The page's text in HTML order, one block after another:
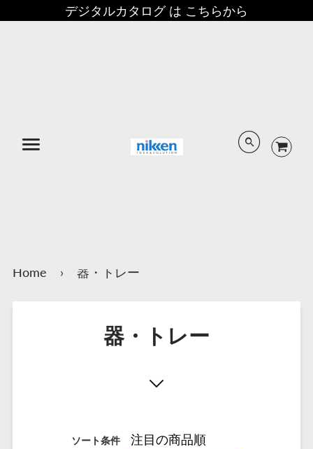
デジタルカタログ は こちらから
Home › 器・トレー
器・トレー
ソート条件